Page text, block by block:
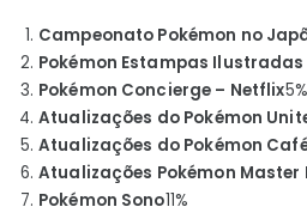
Campeonato Pokémon no
Pokémon Estampas
Pokémon Concierge – Netflix5%
Atualizações do Pokémon
Atualizações do Pokémon
Atualizações Pokémon Master
Pokémon Sono11%